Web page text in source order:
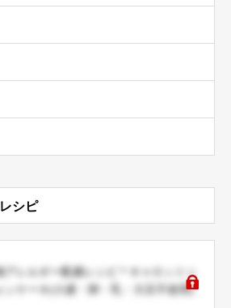
シピ
アレルギー配慮レシピ＊キャロットシ
ンケーキ(小麦・卵・乳・大豆不使用)